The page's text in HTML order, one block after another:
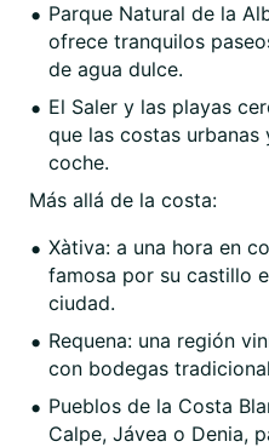
Parque Natural de la
ofrece tranquilos
de agua dulce.
El Saler y las playas
que las costas urbanas
coche.
Más allá de la costa:
Xàtiva: a una hora en
famosa por su castillo
ciudad.
Requena: una región
con bodegas
Pueblos de la Costa
Calpe, Jávea o Denia,